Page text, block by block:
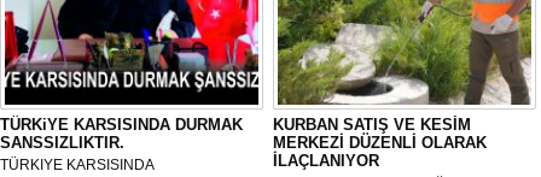
TÜRKiYE KARSISINDA DURMAK
SANSSIZLIKTIR.
TÜRKIYE KARSISINDA
KURBAN SATIŞ VE KESİM
MERKEZİ DÜZENLİ OLARAK
İLAÇLANIYOR